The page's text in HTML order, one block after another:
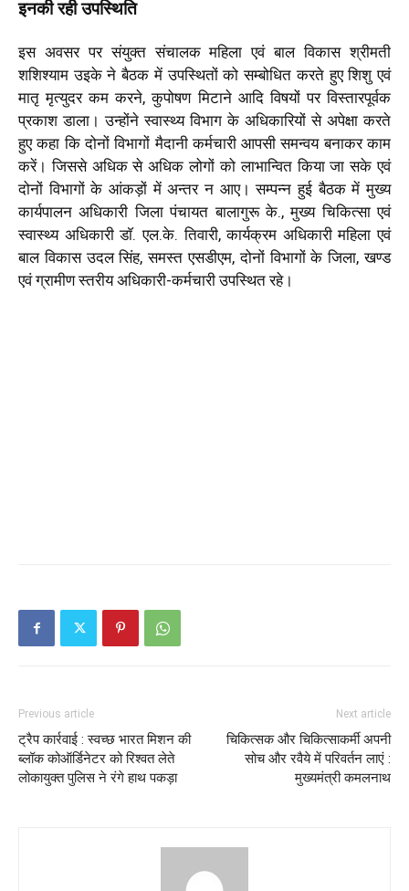
इनकी रही उपस्थिति
इस अवसर पर संयुक्त संचालक महिला एवं बाल विकास श्रीमती
शशिश्याम उइके ने बैठक में उपस्थितों को सम्बोधित करते हुए शिशु एवं
मातृ मृत्युदर कम करने, कुपोषण मिटाने आदि विषयों पर विस्तारपूर्वक
प्रकाश डाला। उन्होंने स्वास्थ्य विभाग के अधिकारियों से अपेक्षा करते
हुए कहा कि दोनों विभागों मैदानी कर्मचारी आपसी समन्वय बनाकर काम
करें। जिससे अधिक से अधिक लोगों को लाभान्वित किया जा सके एवं
दोनों विभागों के आंकड़ों में अन्तर न आए। सम्पन्न हुई बैठक में मुख्य
कार्यपालन अधिकारी जिला पंचायत बालागुरू के., मुख्य चिकित्सा एवं
स्वास्थ्य अधिकारी डाॅ. एल.के. तिवारी, कार्यक्रम अधिकारी महिला एवं
बाल विकास उदल सिंह, समस्त एसडीएम, दोनों विभागों के जिला, खण्ड
एवं ग्रामीण स्तरीय अधिकारी-कर्मचारी उपस्थित रहे।
Previous article
ट्रैप कार्रवाई : स्वच्छ भारत मिशन की
ब्लॉक कोऑर्डिनेटर को रिश्वत लेते
लोकायुक्त पुलिस ने रंगे हाथ पकड़ा
Next article
चिकित्सक और चिकित्साकर्मी अपनी
सोच और रवैये में परिवर्तन लाएं :
मुख्यमंत्री कमलनाथ